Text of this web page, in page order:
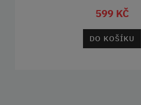
599 KČ
DO KOŠÍKU